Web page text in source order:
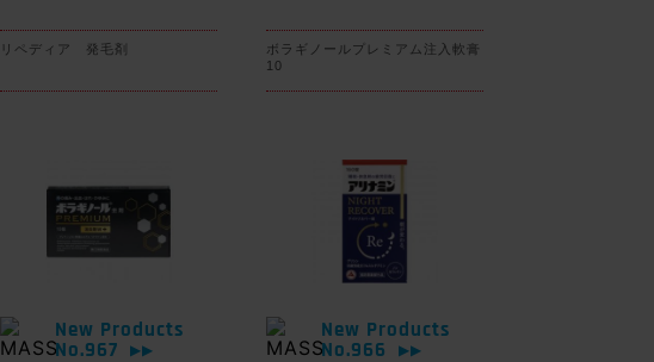
リペディア 発毛剤
ボラギノールプレミアム注入軟膏
10
New Products
No.967
▶▶
New Products
No.966
▶▶